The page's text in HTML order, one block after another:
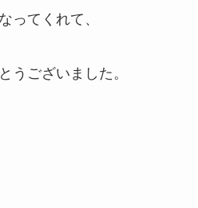
ってくれて、
うございました。